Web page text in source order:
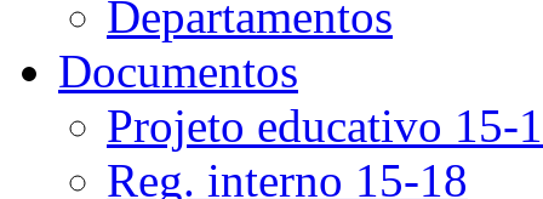
Departamentos
Documentos
Projeto educativo 15-
Reg. interno 15-18